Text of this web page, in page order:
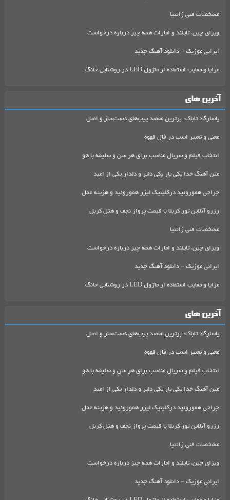
مشخصات فنی زانتیا
ویزای چین، تایلند و امارات همه چیز درباره درخواست
ایرانی موزیک – دانلود آهنگ جدید
مزایا و معایب استفاده از ماژول LED در روشنایی خانگ
آخرین های
پاسارگاد تاباک: برترین مقصد پیپ‌های دست‌ساز و اصل
معنی و تعبیر اسب در فال قهوه
انتخاب فیلم و سریال مناسب برای هر سن و سلیقه با هو
متن آهنگ خدا یکی یار یکی دلبر و دلدار یکی از امید
جراحی هموروئید درکلینیک لیزر هموروئید و هزینه عمل
رزرو آنلاین تور کربلا با قیمت پرواز نجف و هتل کربل
مشخصات فنی زانتیا
ویزای چین، تایلند و امارات همه چیز درباره درخواست
ایرانی موزیک – دانلود آهنگ جدید
مزایا و معایب استفاده از ماژول LED در روشنایی خانگ
آخرین های
پاسارگاد تاباک: برترین مقصد پیپ‌های دست‌ساز و اصل
معنی و تعبیر اسب در فال قهوه
انتخاب فیلم و سریال مناسب برای هر سن و سلیقه با هو
متن آهنگ خدا یکی یار یکی دلبر و دلدار یکی از امید
جراحی هموروئید درکلینیک لیزر هموروئید و هزینه عمل
رزرو آنلاین تور کربلا با قیمت پرواز نجف و هتل کربل
مشخصات فنی زانتیا
ویزای چین، تایلند و امارات همه چیز درباره درخواست
ایرانی موزیک – دانلود آهنگ جدید